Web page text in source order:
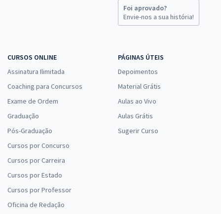
Foi aprovado?
Envie-nos a sua história!
CURSOS ONLINE
Assinatura Ilimitada
Coaching para Concursos
Exame de Ordem
Graduação
Pós-Graduação
Cursos por Concurso
Cursos por Carreira
Cursos por Estado
Cursos por Professor
Oficina de Redação
PÁGINAS ÚTEIS
Depoimentos
Material Grátis
Aulas ao Vivo
Aulas Grátis
Sugerir Curso